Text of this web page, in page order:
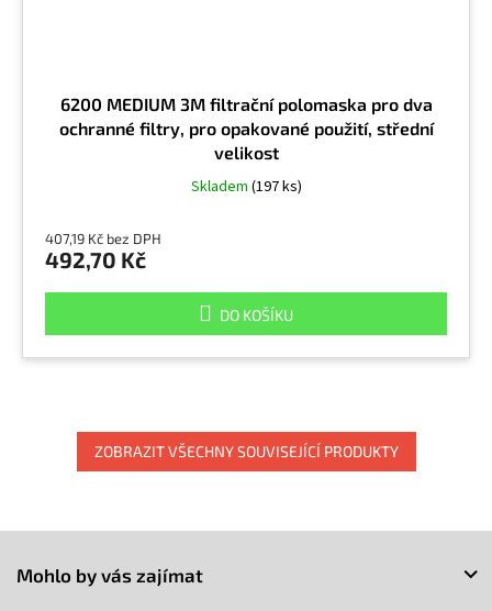
6200 MEDIUM 3M filtrační polomaska pro dva
ochranné filtry, pro opakované použití, střední
velikost
Skladem (197 ks)
407,19 Kč bez DPH
492,70 Kč
DO KOŠÍKU
ZOBRAZIT VŠECHNY SOUVISEJÍCÍ PRODUKTY
Mohlo by vás zajímat